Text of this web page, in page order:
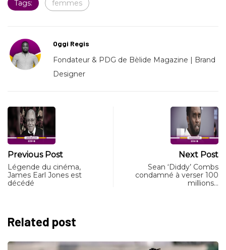
Tags: femmes
Oggi Regis
Fondateur & PDG de Bèlide Magazine | Brand
Designer
Previous Post
Légende du cinéma,
James Earl Jones est
décédé
Next Post
Sean ‘Diddy’ Combs
condamné à verser 100
millions…
Related post